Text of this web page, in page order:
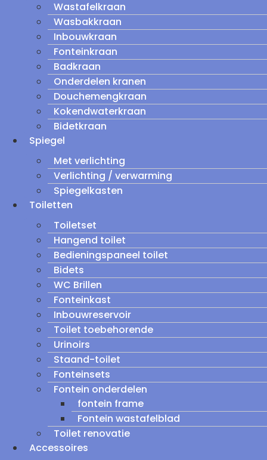
Wastafelkraan
Wasbakkraan
Inbouwkraan
Fonteinkraan
Badkraan
Onderdelen kranen
Douchemengkraan
Kokendwaterkraan
Bidetkraan
Spiegel
Met verlichting
Verlichting / verwarming
Spiegelkasten
Toiletten
Toiletset
Hangend toilet
Bedieningspaneel toilet
Bidets
WC Brillen
Fonteinkast
Inbouwreservoir
Toilet toebehorende
Urinoirs
Staand-toilet
Fonteinsets
Fontein onderdelen
fontein frame
Fontein wastafelblad
Toilet renovatie
Accessoires